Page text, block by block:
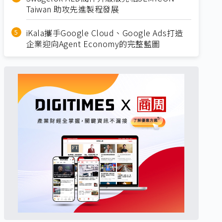
Taiwan 助攻先進製程發展
iKala攜手Google Cloud、Google Ads打造
企業迎向Agent Economy的完整藍圖